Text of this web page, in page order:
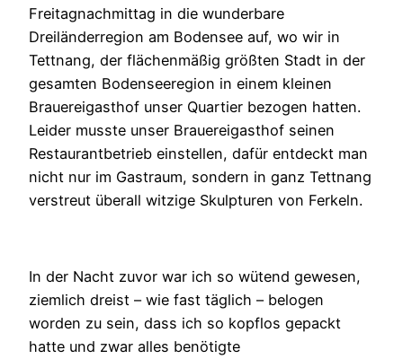
Freitagnachmittag in die wunderbare
Dreiländerregion am Bodensee auf, wo wir in
Tettnang, der flächenmäßig größten Stadt in der
gesamten Bodenseeregion in einem kleinen
Brauereigasthof unser Quartier bezogen hatten.
Leider musste unser Brauereigasthof seinen
Restaurantbetrieb einstellen, dafür entdeckt man
nicht nur im Gastraum, sondern in ganz Tettnang
verstreut überall witzige Skulpturen von Ferkeln.
In der Nacht zuvor war ich so wütend gewesen,
ziemlich dreist – wie fast täglich – belogen
worden zu sein, dass ich so kopflos gepackt
hatte und zwar alles benötigte